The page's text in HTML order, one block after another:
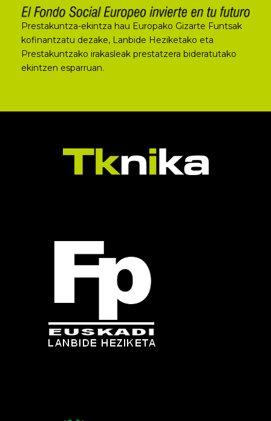
Prestakuntza-ekintza hau Europako Gizarte Funtsak
kofinantzatu dezake, Lanbide Heziketako eta
Prestakuntzako irakasleak prestatzera bideratutako
ekintzen esparruan.